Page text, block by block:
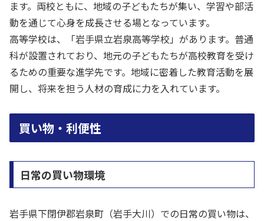
ます。両校ともに、地域の子どもたちが集い、学習や部活
動を通じて心身を成長させる場となっています。
高等学校は、「岩手県立岩泉高等学校」があります。普通
科が設置されており、地元の子どもたちが高校教育を受け
るための重要な進学先です。地域に密着した教育活動を展
開し、将来を担う人材の育成に力を入れています。
買い物・利便性
日常の買い物環境
岩手県下閉伊郡岩泉町（岩手大川）での日常の買い物は、